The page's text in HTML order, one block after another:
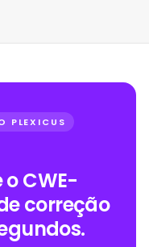
PLEXICUS
CWE-
correção